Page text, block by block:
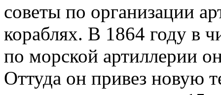
советы по организации
кораблях. В 1864 году в
по морской артиллерии
Оттуда он привез новую